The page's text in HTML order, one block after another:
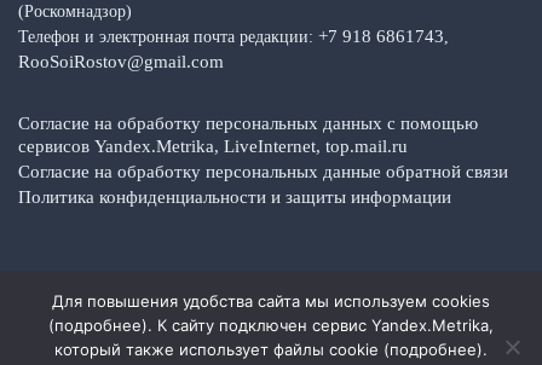
(Роскомнадзор)
Телефон и электронная почта редакции: +7 918 6861743
RooSoiRostov@gmail.com
Согласие на обработку персональных данных с помощью
сервисов Yandex.Metrika, LiveInternet, top.mail.ru
Согласие на обработку персональных данные обратной связи
Политика конфиденциальности и защиты информации
Copyright © 2026 Media Top — Общественно-политические факты,
события, новости
Для повышения удобства сайта мы используем cookies
(подробнее). К сайту подключен сервис Yandex.Metrika,
который также использует файлы cookie (подробнее).